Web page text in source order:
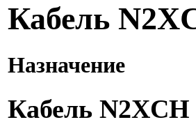
Кабель
Назначение
Кабель N2XCH